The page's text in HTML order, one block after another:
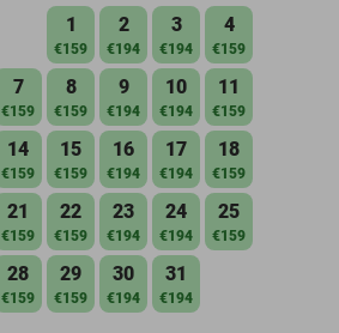
1
€159
2
€194
3
€194
4
€159
7
€159
8
€159
9
€194
10
€194
11
€159
14
€159
15
€159
16
€194
17
€194
18
€159
21
€159
22
€159
23
€194
24
€194
25
€159
28
€159
29
€159
30
€194
31
€194